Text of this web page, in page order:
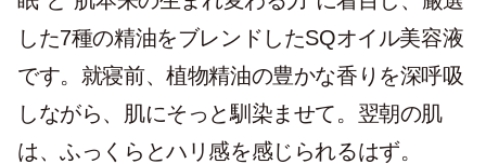
した7種の精油をブレンドしたSQオイル美容液
です。就寝前、植物精油の豊かな香りを深呼吸
しながら、肌にそっと馴染ませて。翌朝の肌
は、ふっくらとハリ感を感じられるはず。